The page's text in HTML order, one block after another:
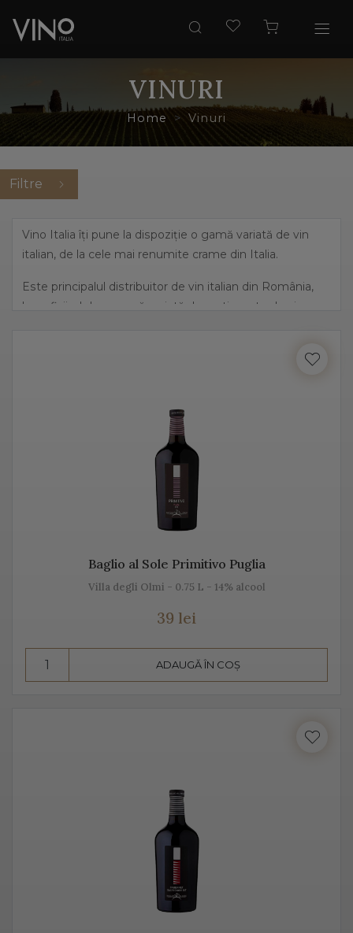
VINURI
Home Vinuri
Filtre
Vino Italia îți pune la dispoziție o gamă variată de vin
italian, de la cele mai renumite crame din Italia.
Este principalul distribuitor de vin italian din România,
beneficiind de o gamă variată de sortimente de vin,
producători de vin italian din lume. Acest vin italian
ajunge în întreaga lume și îi bucură pe cei ce îi cunosc
istoria, tradiția, modul de preparare, dar și pe cel de
Diversitatea etichetelor de vin de pe Vino Italia este
numeroasă și asta pentru că ne dorim să aducem Italia
dar și în întreaga lume. Vino Italia aduce Prosecco la
tine acasă, chiar din regiunea unde este fabricat și asta
vin spumant italian, alb sau rose.
Prosecco e cel mai cunoscut vin spumant din Italia. E
adesea comparat cu Champagne, însă ele diferă
Baglio al Sole Primitivo Puglia
Villa degli Olmi - 0.75 L - 14% alcool
39 lei
ADAUGĂ ÎN COȘ